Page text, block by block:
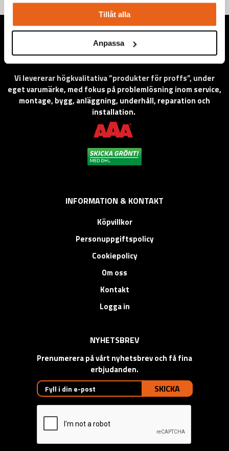
Tillåt alla
Anpassa
Vi levererar högkvalitativa ”produkter för proffs”, under
eget varumärke, med fokus på problemlösning inom service,
montage, bygg, anläggning, underhåll, reparation och
installation.
INFORMATION & KONTAKT
Köpvillkor
Personuppgiftspolicy
Cookiepolicy
Om oss
Kontakt
Logga in
NYHETSBREV
Prenumerera på vårt nyhetsbrev och få fina
erbjudanden.
SKICKA